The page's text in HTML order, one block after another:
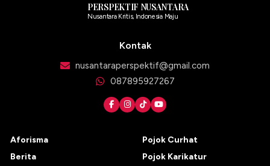
PERSPEKTIF NUSANTARA
Nusantara Kritis, Indonesia Maju
Kontak
nusantaraperspektif@gmail.com
087895927267
Aforisma
Berita
Pojok Curhat
Pojok Karikatur